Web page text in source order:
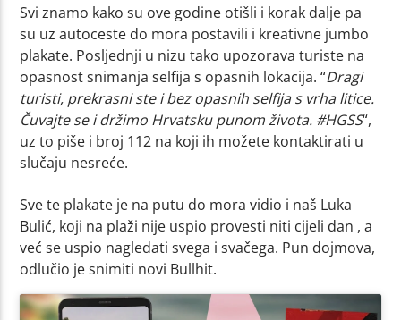
Svi znamo kako su ove godine otišli i korak dalje pa
su uz autoceste do mora postavili i kreativne jumbo
plakate. Posljednji u nizu tako upozorava turiste na
opasnost snimanja selfija s opasnih lokacija. “Dragi
turisti, prekrasni ste i bez opasnih selfija s vrha litice.
Čuvajte se i držimo Hrvatsku punom života. #HGSS“,
uz to piše i broj 112 na koji ih možete kontaktirati u
slučaju nesreće.
Sve te plakate je na putu do mora vidio i naš Luka
Bulić, koji na plaži nije uspio provesti niti cijeli dan , a
već se uspio nagledati svega i svačega. Pun dojmova,
odlučio je snimiti novi Bullhit.